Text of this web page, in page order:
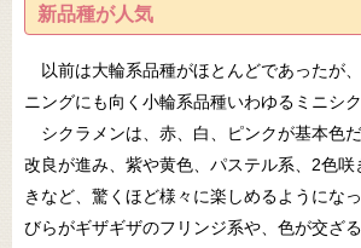
新品種が人気
以前は大輪系品種がほとんどであったが
ニングにも向く小輪系品種いわゆるミニシク
シクラメンは、赤、白、ピンクが基本色
改良が進み、紫や黄色、パステル系、2色
きなど、驚くほど様々に楽しめるようにな
びらがギザギザのフリンジ系や、色が交ざ